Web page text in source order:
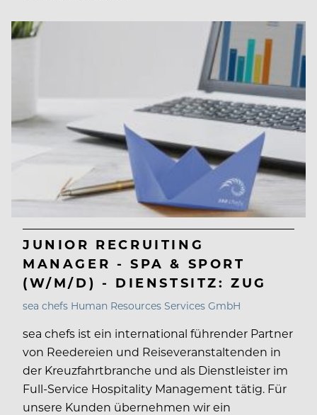
JUNIOR RECRUITING
MANAGER - SPA & SPORT
(W/M/D) - DIENSTSITZ: ZUG
sea chefs Human Resources Services GmbH
sea chefs ist ein international führender Partner
von Reedereien und Reiseveranstaltenden in
der Kreuzfahrtbranche und als Dienstleister im
Full-Service Hospitality Management tätig. Für
unsere Kunden übernehmen wir ein